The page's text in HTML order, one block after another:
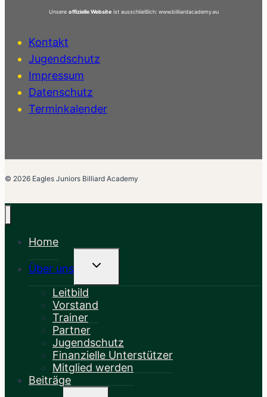
Unsere offizielle Websiteist ausschließlich: www.billiardacademy.eu
Kontakt
Jugendschutz
Impressum
Datenschutz
Terminkalender
© 2026 Eagles Juniors Billiard Academy
Home
Über uns
Untermenü
Leitbild
Vorstand
Trainer
Partner
Jugendschutz
Finanzielle Unterstützer
Mitglied werden
Beiträge